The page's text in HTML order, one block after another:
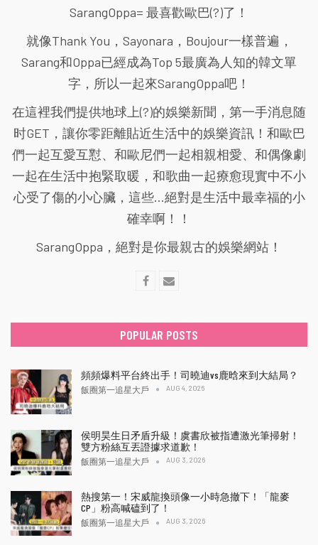
SarangOppa= 最喜歡歐巴(?)了！
就像Thank You，Sayonara，Boujour一樣普遍，
Sarang和Oppa已經成為Top 5最廣為人知的韓文單
字，所以一起來SarangOppa吧！
在這裡我們提供地球上(?)的娛樂新聞，第一手消息随
时GET，讓你零距離貼近生活中的娛樂資訊！和歐巴
們一起互愛互懟、和歐尼們一起相親相愛、和偶像劇
一起在生活中抱緊取暖，和歌曲一起療愈現實中不小
心受了傷的小心臟，這些...絕對是生活中最幸福的小
確幸啊！！
SarangOppa，絕對是你最親古的娛樂網站！
POPULAR POSTS
頻頻爆料平台終出手！司曉迪vs鹿晗來到大結局？
飯圈第一追星大戶 AUG 4, 2026
侯明昊生日矛盾升級！虞書欣被指遭激光筆掃射！
雙方粉絲互丟證據求道歉！
飯圈第一追星大戶 AUG 3, 2026
熱搜第一！宋威龍換頭像一小時急撤下！「龍麥
CP」粉高喊磕到了！
飯圈第一追星大戶 AUG 3, 2026